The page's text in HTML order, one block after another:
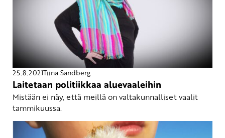
25.8.2021Tiina Sandberg
Laitetaan politiikkaa aluevaaleihin
Mistään ei näy, että meillä on valtakunnalliset vaalit
tammikuussa.